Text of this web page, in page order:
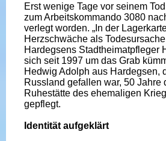
Erst wenige Tage vor seinem
zum Arbeitskommando 3080
verlegt worden. „In der
Herzschwäche als
Hardegsens Stadtheimatpfleger
sich seit 1997 um das Grab
Hedwig Adolph aus Hardegsen,
Russland gefallen war, 50 Jahre
Ruhestätte des ehemaligen
gepflegt.
Identität aufgeklärt